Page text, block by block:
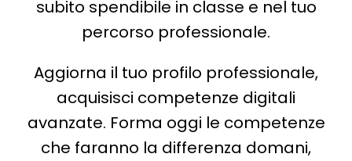
subito spendibile in classe e nel tuo
percorso professionale.
Aggiorna il tuo profilo professionale,
acquisisci competenze digitali
avanzate. Forma oggi le competenze
che faranno la differenza domani,